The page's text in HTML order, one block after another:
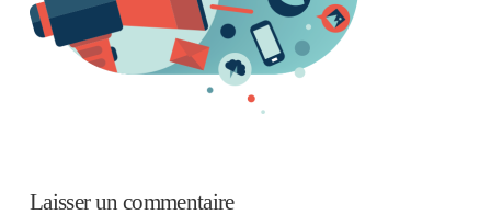
Laisser un commentaire